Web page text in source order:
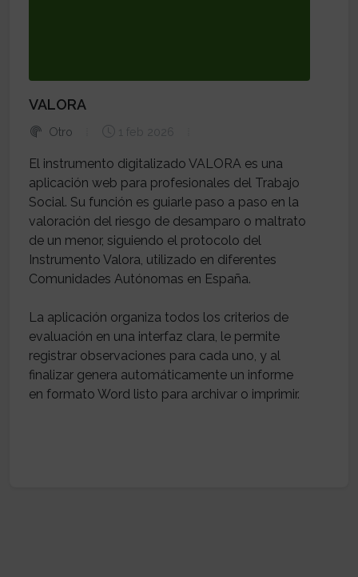
VALORA
Otro 1 feb 2026
El instrumento digitalizado VALORA es una
aplicación web para profesionales del Trabajo
Social. Su función es guiarle paso a paso en la
valoración del riesgo de desamparo o maltrato
de un menor, siguiendo el protocolo del
Instrumento Valora, utilizado en diferentes
Comunidades Autónomas en España.
La aplicación organiza todos los criterios de
evaluación en una interfaz clara, le permite
registrar observaciones para cada uno, y al
finalizar genera automáticamente un informe
en formato Word listo para archivar o imprimir.